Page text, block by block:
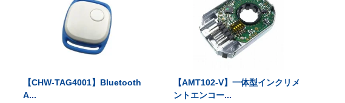
【CHW-TAG4001】Bluetooth
A...
【AMT102-V】一体型インクリメ
ントエンコー...